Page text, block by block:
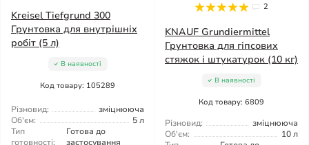
Kreisel Tiefgrund 300
Грунтовка для внутрішніх
робіт (5 л)
В наявності
Код товару: 105289
Різновид:
зміцнююча
Об'єм:
5 л
Тип
готовності:
Готова до
застосування
2
KNAUF Grundiermittel
Грунтовка для гіпсових
стяжок і штукатурок (10 кг)
В наявності
Код товару: 6809
Різновид:
зміцнююча
Об'єм:
10 л